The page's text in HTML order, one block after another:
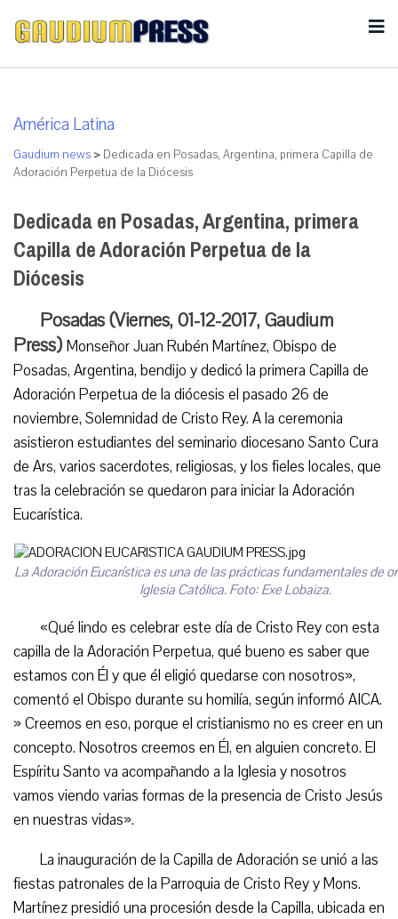
América Latina
Gaudium news > Dedicada en Posadas, Argentina, primera Capilla de
Adoración Perpetua de la Diócesis
Dedicada en Posadas, Argentina, primera
Capilla de Adoración Perpetua de la
Diócesis
Posadas (Viernes, 01-12-2017, Gaudium
Press) Monseñor Juan Rubén Martínez, Obispo de
Posadas, Argentina, bendijo y dedicó la primera Capilla de
Adoración Perpetua de la diócesis el pasado 26 de
noviembre, Solemnidad de Cristo Rey. A la ceremonia
asistieron estudiantes del seminario diocesano Santo Cura
de Ars, varios sacerdotes, religiosas, y los fieles locales, que
tras la celebración se quedaron para iniciar la Adoración
Eucarística.
La Adoración Eucarística es una de las prácticas fundamentales de
Iglesia Católica. Foto: Exe Lobaiza.
«Qué lindo es celebrar este día de Cristo Rey con esta
capilla de la Adoración Perpetua, qué bueno es saber que
estamos con Él y que él eligió quedarse con nosotros»,
comentó el Obispo durante su homilía, según informó AICA.
» Creemos en eso, porque el cristianismo no es creer en un
concepto. Nosotros creemos en Él, en alguien concreto. El
Espíritu Santo va acompañando a la Iglesia y nosotros
vamos viendo varias formas de la presencia de Cristo Jesús
en nuestras vidas».
La inauguración de la Capilla de Adoración se unió a las
fiestas patronales de la Parroquia de Cristo Rey y Mons.
Martínez presidió una procesión desde la Capilla, ubicada en